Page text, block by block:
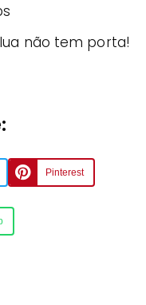
não tem porta!
Pinterest